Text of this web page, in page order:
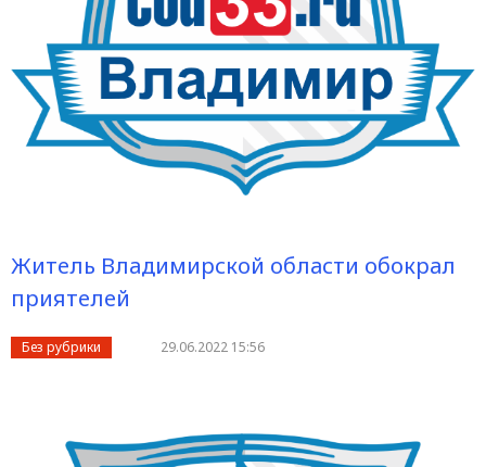
Житель Владимирской области обокрал
приятелей
Без рубрики 29.06.2022 15:56